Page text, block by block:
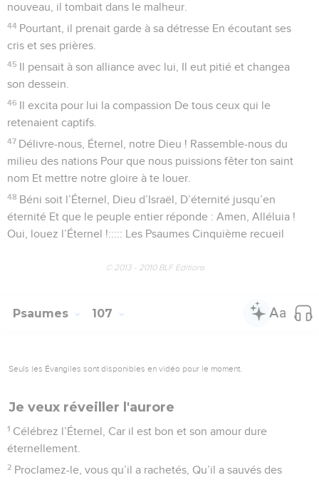
nouveau, il tombait dans le malheur.
44 Pourtant, il prenait garde à sa détresse En écoutant ses
cris et ses prières.
45 Il pensait à son alliance avec lui, Il eut pitié et changea
son dessein.
46 Il excita pour lui la compassion De tous ceux qui le
retenaient captifs.
47 Délivre-nous, Éternel, notre Dieu ! Rassemble-nous du
milieu des nations Pour que nous puissions fêter ton saint
nom Et mettre notre gloire à te louer.
48 Béni soit l’Éternel, Dieu d’Israël, D’éternité jusqu’en
éternité Et que le peuple entier réponde : Amen, Alléluia !
Oui, louez l’Éternel !::::: Les Psaumes Cinquième recueil
© 2013 - 2010 BLF Editions
Psaumes 107
Seuls les Évangiles sont disponibles en vidéo pour le moment.
Je veux réveiller l'aurore
1 Célébrez l’Éternel, Car il est bon et son amour dure
éternellement.
2 Proclamez-le, vous qu’il a rachetés, Qu’il a sauvés des